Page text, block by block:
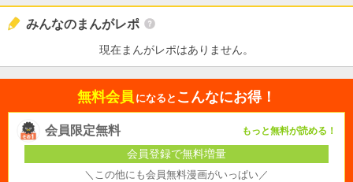
みんなのまんがレポ
現在まんがレポはありません。
無料会員 になると こんなにお得！
会員限定無料 もっと無料が読める！
会員登録で無料増量
＼この他にも会員無料漫画がいっぱい／